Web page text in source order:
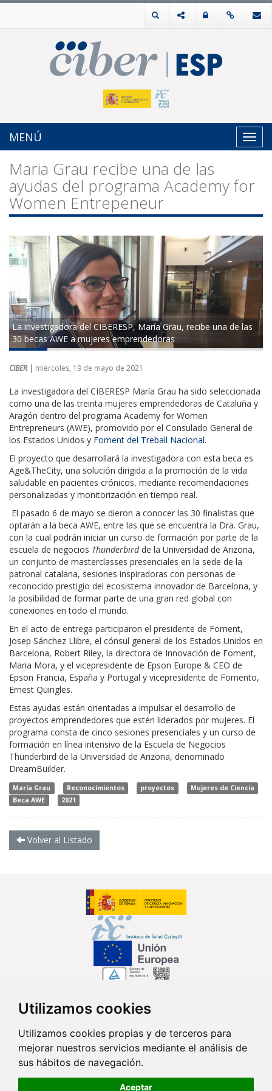
Utilizamos cookies
Utilizamos cookies propias y de terceros para
mejorar nuestros servicios mediante el análisis de
sus hábitos de navegación.
Aceptar
MENÚ
Maria Grau recibe una de las
ayudas del programa Academy for
Women Entrepeneur
La investigadora del CIBERESP, María Grau, recibe una de las
30 becas AWE a mujeres emprendedoras
CIBER | miércoles, 19 de mayo de 2021
La investigadora del CIBERESP María Grau ha sido seleccionada
como una de las treinta mujeres emprendedoras de Cataluña y
Aragón dentro del programa Academy for Women
Entrepreneurs (AWE), promovido por el Consulado General de
los Estados Unidos y Foment del Treball Nacional.
El proyecto que desarrollará la investigadora con esta beca es
Age&TheCity, una solución dirigida a la promoción de la vida
saludable en pacientes crónicos, mediante recomendaciones
personalizadas y monitorización en tiempo real.
El pasado 6 de mayo se dieron a conocer las 30 finalistas que
optarán a la beca AWE, entre las que se encuentra la Dra. Grau,
con la cual podrán iniciar un curso de formación por parte de la
escuela de negocios Thunderbirdde la Universidad de Arizona,
un conjunto de masterclasses presenciales en la sede de la
patronal catalana, sesiones inspiradoras con personas de
reconocido prestigio del ecosistema innovador de Barcelona, y
la posibilidad de formar parte de una gran red global con
conexiones en todo el mundo.
En el acto de entrega participaron el presidente de Foment,
Josep Sánchez Llibre, el cónsul general de los Estados Unidos en
Barcelona, Robert Riley, la directora de Innovación de Foment,
Maria Mora, y el vicepresidente de Epson Europe & CEO de
Epson Francia, España y Portugal y vicepresidente de Fomento,
Ernest Quingles.
Estas ayudas están orientadas a impulsar el desarrollo de
proyectos emprendedores que estén liderados por mujeres. El
programa consta de cinco sesiones presenciales y un curso de
formación en línea intensivo de la Escuela de Negocios
Thunderbird de la Universidad de Arizona, denominado
DreamBuilder.
María Grau Reconocimientos proyectos
Mujeres de Ciencia
Beca AWE
2021
Volver al Listado
Síguenos en...
Contacto
Av. Monforte de Lemos, 3-5. Pabellón 11. Planta 0 28029 Madrid